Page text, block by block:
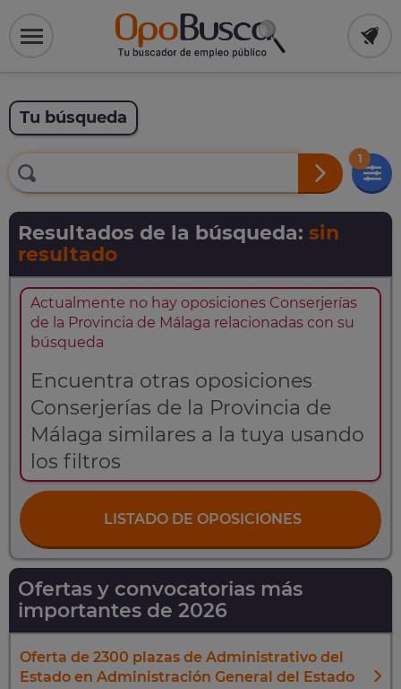
Tu búsqueda
1
Resultados de la búsqueda: sin
resultado
Actualmente no hay oposiciones Conserjerías
de la Provincia de Málaga relacionadas con su
búsqueda
Encuentra otras oposiciones
Conserjerías de la Provincia de
Málaga similares a la tuya usando
los filtros
LISTADO DE OPOSICIONES
Ofertas y convocatorias más
importantes de 2026
Oferta de 2300 plazas de Administrativo del
Estado en Administración General del Estado